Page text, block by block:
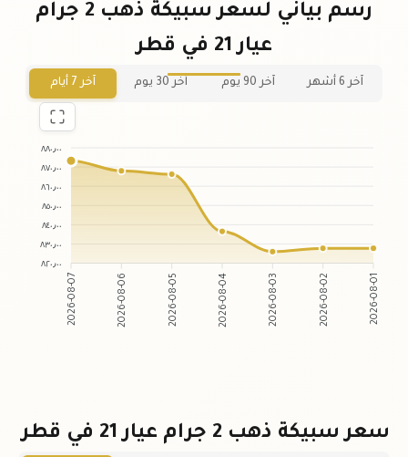
رسم بياني لسعر سبيكة ذهب 2 جرام
عيار 21 في قطر
آخر 6 أشهر آخر 90 يوم آخر 30 يوم آخر 7 أيام
٨٨٠٫٠٠
٨٧٠٫٠٠
٨٦٠٫٠٠
٨٥٠٫٠٠
٨٤٠٫٠٠
٨٣٠٫٠٠
٨٢٠٫٠٠
2026-08-07 2026-08-06 2026-08-05 2026-08-04 2026-08-03 2026-08-02 2026-08-01
سعر سبيكة ذهب 2 جرام عيار 21 في قطر